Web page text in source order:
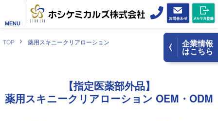
MENU
企業情報
はこちら
TOP 薬用スキニークリアローション
【指定医薬部外品】
薬用スキニークリアローション OEM・ODM